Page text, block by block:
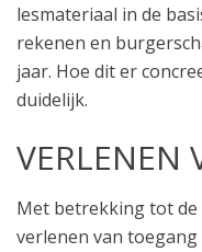
lesmateriaal in de
rekenen en
jaar. Hoe dit er
duidelijk.
VERLENEN
Met betrekking tot
verlenen van